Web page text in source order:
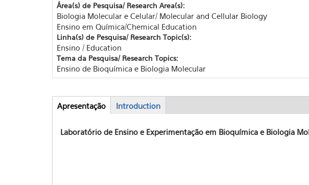
Área(s) de Pesquisa/ Research Area(s):
Biologia Molecular e Celular/ Molecular and Cellular Biology
Ensino em Química/Chemical Education
Linha(s) de Pesquisa/ Research Topic(s):
Ensino / Education
Tema da Pesquisa/ Research Topics:
Ensino de Bioquímica e Biologia Molecular
Abas
Apresentação (aba
ativa)
Introduction
Laboratório de Ensino e Experimentação em Bioquímica e Biologia